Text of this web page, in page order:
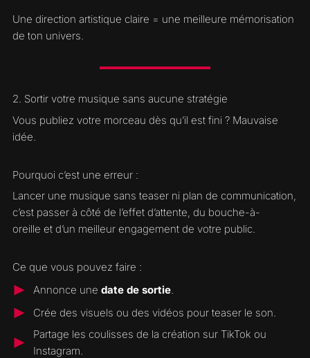
Une direction artistique claire = une meilleure mémorisation
de ton univers.
2. Sortir votre musique sans aucune stratégie
Vous publiez votre morceau dès qu’il est fini ? Mauvaise
idée.
Pourquoi c’est une erreur :
Lancer une musique sans teaser ni plan de communication,
c’est passer à côté de l’effet d’attente, du bouche-à-
oreille et d’un meilleur engagement de votre public.
Ce que vous pouvez faire :
Annonce une date de sortie.
Crée des visuels ou des vidéos pour teaser le son.
Partage les coulisses de la création sur TikTok ou
Instagram.